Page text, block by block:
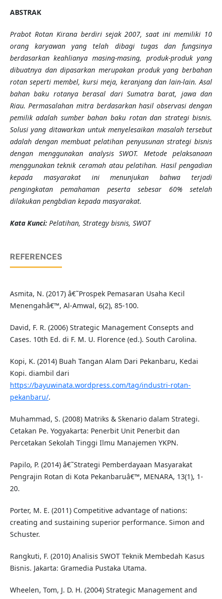
ABSTRAK
Prabot Rotan Kirana berdiri sejak 2007, saat ini memiliki 10
orang karyawan yang telah dibagi tugas dan fungsinya
berdasarkan keahlianya masing-masing, produk-produk yang
dibuatnya dan dipasarkan merupakan produk yang berbahan
rotan seperti membel, kursi meja, keranjang dan lain-lain. Asal
bahan baku rotanya berasal dari Sumatra barat, jawa dan
Riau. Permasalahan mitra berdasarkan hasil observasi dengan
pemilik adalah sumber bahan baku rotan dan strategi bisnis.
Solusi yang ditawarkan untuk menyelesaikan masalah tersebut
adalah dengan membuat pelatihan penyusunan strategi bisnis
dengan menggunakan analysis SWOT. Metode pelaksanaan
menggunakan teknik ceramah atau pelatihan. Hasil pengadian
kepada masyarakat ini menunjukan bahwa terjadi
pengingkatan pemahaman peserta sebesar 60% setelah
dilakukan pengbdian kepada masyarakat.
Kata Kunci: Pelatihan, Strategy bisnis, SWOT
REFERENCES
Asmita, N. (2017) â€˜Prospek Pemasaran Usaha Kecil
Menengahâ€™, Al-Amwal, 6(2), 85-100.
David, F. R. (2006) Strategic Management Consepts and
Cases. 10th Ed. di F. M. U. Florence (ed.). South Carolina.
Kopi, K. (2014) Buah Tangan Alam Dari Pekanbaru, Kedai
Kopi. diambil dari
https://bayuwinata.wordpress.com/tag/industri-rotan-
pekanbaru/.
Muhammad, S. (2008) Matriks & Skenario dalam Strategi.
Cetakan Pe. Yogyakarta: Penerbit Unit Penerbit dan
Percetakan Sekolah Tinggi Ilmu Manajemen YKPN.
Papilo, P. (2014) â€˜Strategi Pemberdayaan Masyarakat
Pengrajin Rotan di Kota Pekanbaruâ€™, MENARA, 13(1), 1-
20.
Porter, M. E. (2011) Competitive advantage of nations:
creating and sustaining superior performance. Simon and
Schuster.
Rangkuti, F. (2010) Analisis SWOT Teknik Membedah Kasus
Bisnis. Jakarta: Gramedia Pustaka Utama.
Wheelen, Tom, J. D. H. (2004) Strategic Management and